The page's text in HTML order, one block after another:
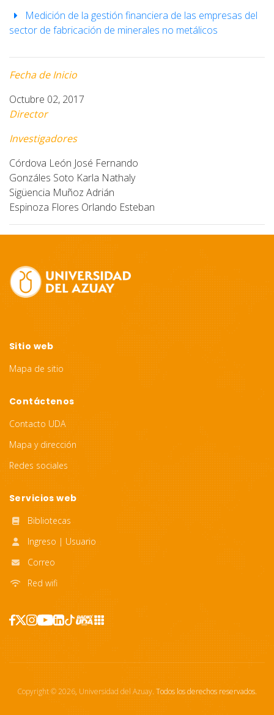
Medición de la gestión financiera de las empresas del
sector de fabricación de minerales no metálicos
Fecha de Inicio
Octubre 02, 2017
Director
Investigadores
Córdova León José Fernando
Gonzáles Soto Karla Nathaly
Sigüencia Muñoz Adrián
Espinoza Flores Orlando Esteban
Footer
Sitio web
Mapa de sitio
Contáctenos
Contacto UDA
Mapa y dirección
Redes sociales
Servicios web
Bibliotecas
Ingreso | Usuario
Correo
Red wifi
Copyright ©2026, Universidad del Azuay. Todos los derechos reservados.